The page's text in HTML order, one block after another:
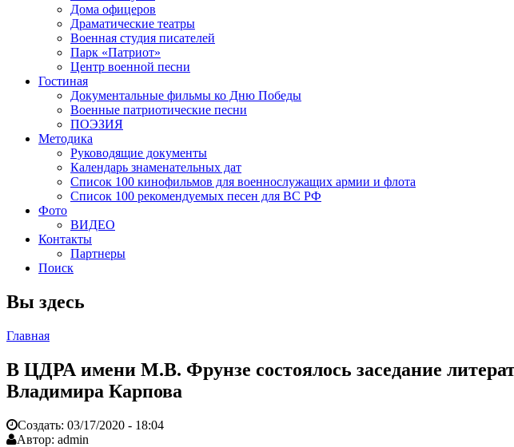
Дома офицеров
Драматические театры
Военная студия писателей
Парк «Патриот»
Центр военной песни
Гостиная
Документальные фильмы ко Дню Победы
Военные патриотические песни
ПОЭЗИЯ
Методика
Руководящие документы
Календарь знаменательных дат
Список 100 кинофильмов для военнослужащих армии и флота
Список 100 рекомендуемых песен для ВС РФ
Фото
ВИДЕО
Контакты
Партнеры
Поиск
Вы здесь
Главная
В ЦДРА имени М.В. Фрунзе состоялось заседание
Владимира Карпова
Создать: 03/17/2020 - 18:04
Автор: admin